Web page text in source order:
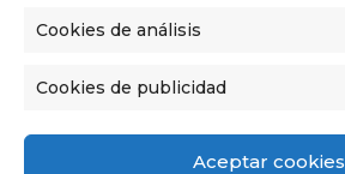
Cookies de análisis
Cookies de publicidad
Aceptar cookies